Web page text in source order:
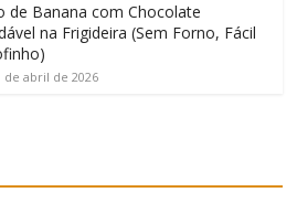
de Banana com Chocolate
na Frigideira (Sem Forno, Fácil
de abril de 2026